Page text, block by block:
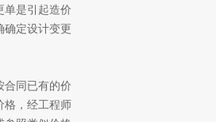
单是引起造价
确定设计变更
同已有的价
格，经工程师